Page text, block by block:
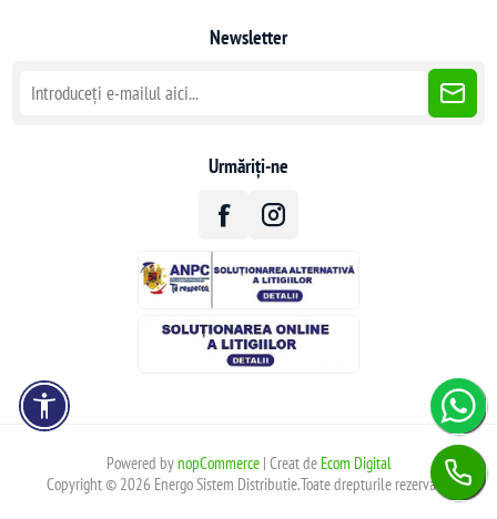
Newsletter
Urmăriți-ne
Powered bynopCommerce| Creat de Ecom Digital
Copyright © 2026 Energo Sistem Distributie.Toate drepturile rezervate.